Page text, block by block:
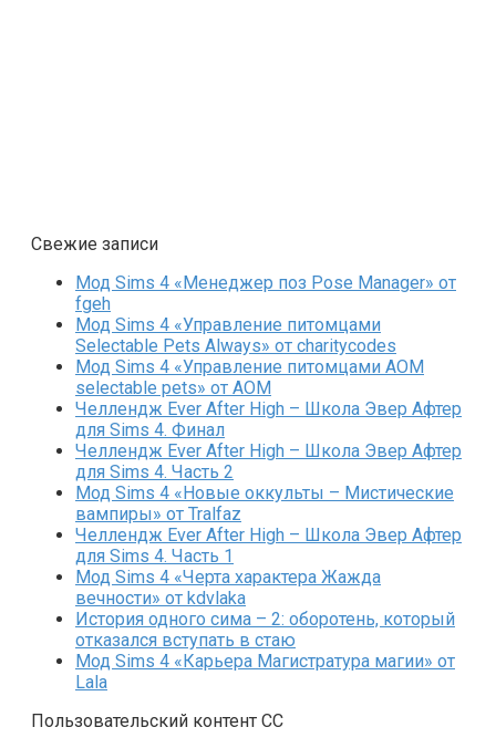
Свежие записи
Мод Sims 4 «Менеджер поз Pose Manager» от
fgeh
Мод Sims 4 «Управление питомцами
Selectable Pets Always» от charitycodes
Мод Sims 4 «Управление питомцами AOM
selectable pets» от AOM
Челлендж Ever After High – Школа Эвер Афтер
для Sims 4. Финал
Челлендж Ever After High – Школа Эвер Афтер
для Sims 4. Часть 2
Мод Sims 4 «Новые оккульты – Мистические
вампиры» от Tralfaz
Челлендж Ever After High – Школа Эвер Афтер
для Sims 4. Часть 1
Мод Sims 4 «Черта характера Жажда
вечности» от kdvlaka
История одного сима – 2: оборотень, который
отказался вступать в стаю
Мод Sims 4 «Карьера Магистратура магии» от
Lala
Пользовательский контент СС